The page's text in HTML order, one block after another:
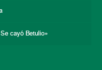
cayó Betulio»